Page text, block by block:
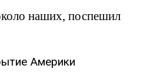
наших, поспешил
Америки